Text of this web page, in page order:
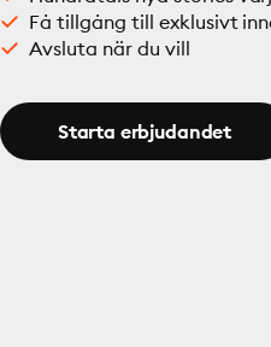
Få tillgång till exklusivt
Avsluta när du vill
Starta erbjudandet